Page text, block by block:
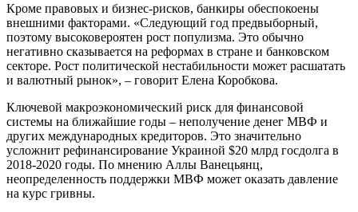
Кроме правовых и бизнес-рисков, банкиры обеспокоены
внешними факторами. «Следующий год предвыборный,
поэтому высоковероятен рост популизма. Это обычно
негативно сказывается на реформах в стране и банковском
секторе. Рост политической нестабильности может расшатать
и валютный рынок», – говорит Елена Коробкова.
Ключевой макроэкономический риск для финансовой
системы на ближайшие годы – неполучение денег МВФ и
других международных кредиторов. Это значительно
усложнит рефинансирование Украиной $20 млрд госдолга в
2018-2020 годы. По мнению Аллы Ванецьянц,
неопределенность поддержки МВФ может оказать давление
на курс гривны.